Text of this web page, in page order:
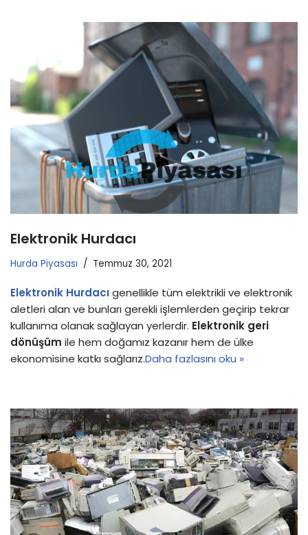
Elektronik Hurdacı
Hurda Piyasası Temmuz 30, 2021
Elektronik Hurdacıgenellikle tüm elektrikli ve elektronik
aletleri alan ve bunları gerekli işlemlerden geçirip tekrar
kullanıma olanak sağlayan yerlerdir. Elektronik geri
dönüşüm ile hem doğamız kazanır hem de ülke
ekonomisine katkı sağlarız.Daha fazlasını oku »